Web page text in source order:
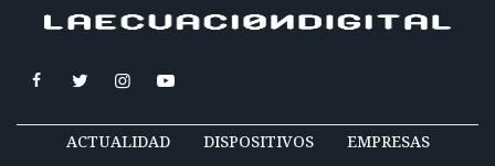
ACTUALIDAD DISPOSITIVOS EMPRESAS